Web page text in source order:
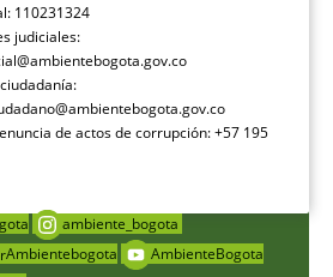
110231324
judiciales:
de actos de corrupción: +57 195
ambiente_bogota
Ambientebogota
AmbienteBogota